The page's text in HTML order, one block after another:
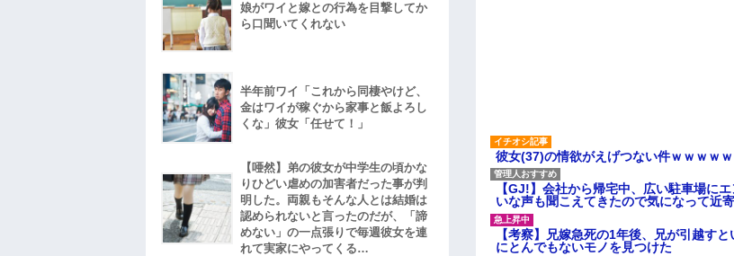
彼女(37)の情欲がえげつない件ｗｗｗｗｗ
【GJ!】会社から帰宅中、広い駐車場に
いな声も聞こえてきたので気になって近
【考察】兄嫁急死の1年後、兄が引越す
にとんでもないモノを見つけた
娘がワイと嫁との行為を目撃してか
ら口聞いてくれない
半年前ワイ「これから同棲やけど、
金はワイが稼ぐから家事と飯よろし
くな」彼女「任せて！」
【唖然】弟の彼女が中学生の頃かな
りひどい虐めの加害者だった事が判
明した。両親もそんな人とは結婚は
認められないと言ったのだが、「諦
めない」の一点張りで毎週彼女を連
れて実家にやってくる…